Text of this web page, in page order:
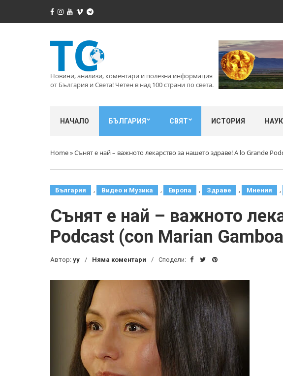
Новини, анализи, коментари и полезна информация
от България и Света! Четен в над 100 страни по света.
НАЧАЛО БЪЛГАРИЯ СВЯТ ИСТОРИЯ
Home»Сънят е най – важното лекарство за нашето здраве! A lo Grande
България , Видео и Музика , Европа , Здраве , Мнения ,
Сънят е най – важното
Podcast (con Marian
Автор: yy Няма коментари Сподели: